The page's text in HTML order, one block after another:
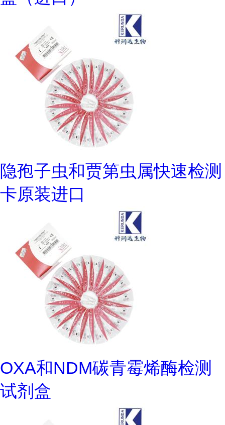
隐孢子虫和贾第虫属快速检测
卡原装进口
OXA和NDM碳青霉烯酶检测
试剂盒